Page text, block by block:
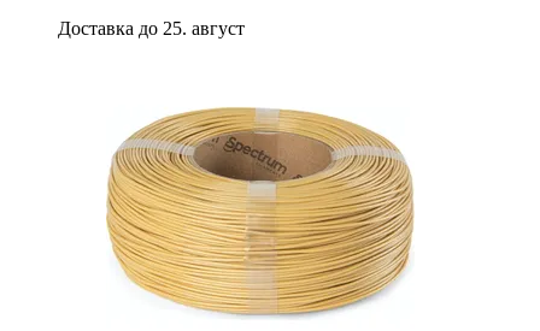
Доставка до 25. август